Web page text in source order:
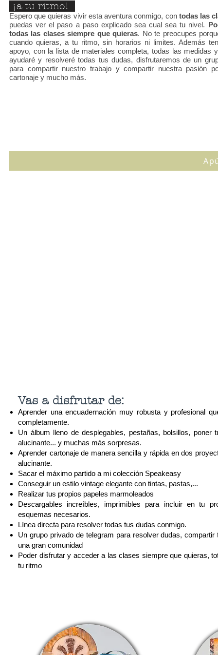
¡a tu ritmo!
Espero que quieras vivir esta aventura conmigo, con todas las
puedas ver el paso a paso explicado sea cual sea tu nivel.
todas las clases siempre que quieras. No te preocupes
cuando quieras, a tu ritmo, sin horarios ni limites. Además
apoyo, con la lista de materiales completa, todas las medidas
ayudaré y resolveré todas tus dudas, disfrutaremos de un
para compartir nuestro trabajo y compartir nuestra pasión
cartonaje y mucho más.
Vas a disfrutar de:
Aprender una encuadernación muy robusta y profesional
completamente.
Un álbum lleno de desplegables, pestañas, bolsillos, poner
alucinante... y muchas más sorpresas.
Aprender cartonaje de manera sencilla y rápida en dos
alucinante.
Sacar el máximo partido a mi colección Speakeasy
Conseguir un estilo vintage elegante con tintas, pastas,...
Realizar tus propios papeles marmoleados
Descargables increíbles, imprimibles para incluir en tu
esquemas necesarios.
Línea directa para resolver todas tus dudas conmigo.
Un grupo privado de telegram para resolver dudas,
una gran comunidad
Poder disfrutar y acceder a las clases siempre que quieras,
tu ritmo